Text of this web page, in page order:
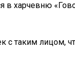
в харчевню
с таким лицом,